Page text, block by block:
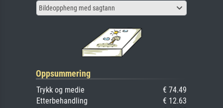
Bildeoppheng med sagtann
Oppsummering
Trykk og medie
€ 74.49
Etterbehandling
€ 12.63